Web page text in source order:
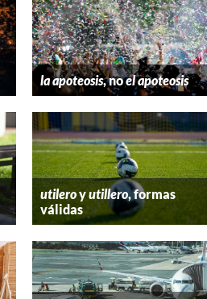
la apoteosis, noel apoteosis
utileroyutillero, formas
válidas